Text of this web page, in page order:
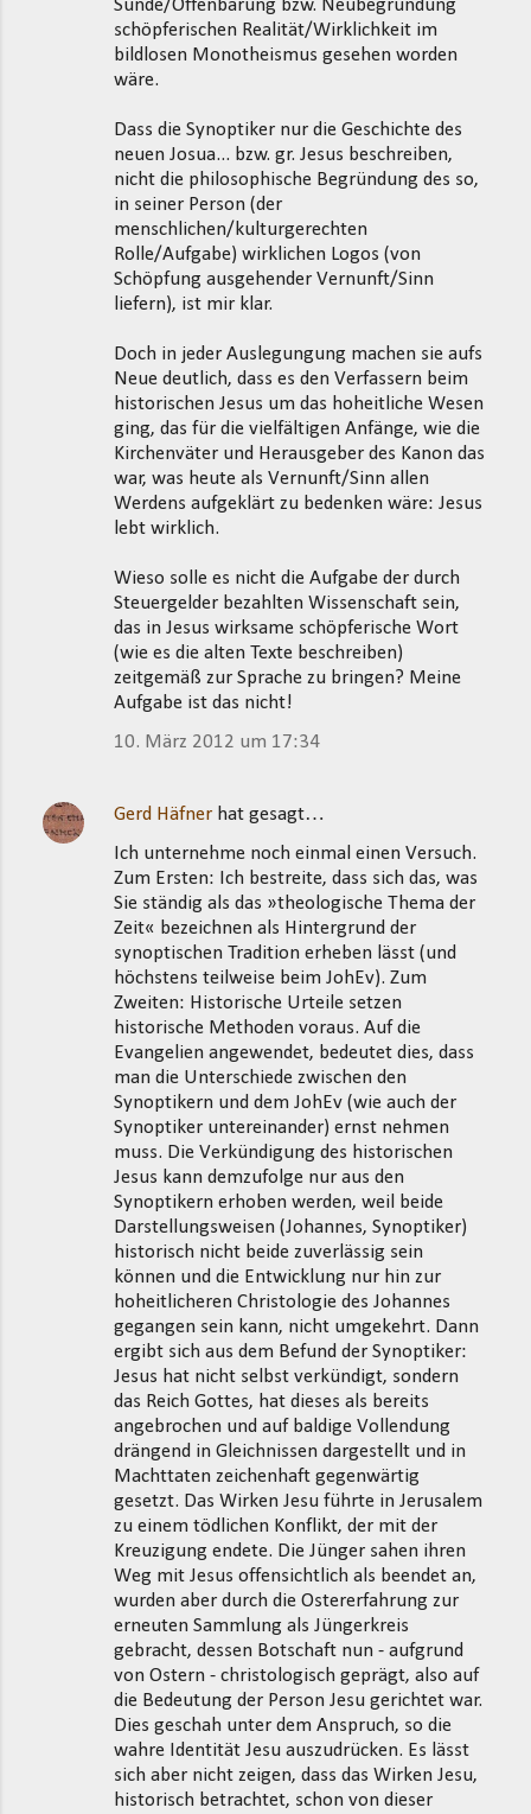
Sünde/Offenbarung bzw. Neubegründung
schöpferischen Realität/Wirklichkeit im
bildlosen Monotheismus gesehen worden
wäre.
Dass die Synoptiker nur die Geschichte des
neuen Josua... bzw. gr. Jesus beschreiben,
nicht die philosophische Begründung des so,
in seiner Person (der
menschlichen/kulturgerechten
Rolle/Aufgabe) wirklichen Logos (von
Schöpfung ausgehender Vernunft/Sinn
liefern), ist mir klar.
Doch in jeder Auslegungung machen sie aufs
Neue deutlich, dass es den Verfassern beim
historischen Jesus um das hoheitliche Wesen
ging, das für die vielfältigen Anfänge, wie die
Kirchenväter und Herausgeber des Kanon das
war, was heute als Vernunft/Sinn allen
Werdens aufgeklärt zu bedenken wäre: Jesus
lebt wirklich.
Wieso solle es nicht die Aufgabe der durch
Steuergelder bezahlten Wissenschaft sein,
das in Jesus wirksame schöpferische Wort
(wie es die alten Texte beschreiben)
zeitgemäß zur Sprache zu bringen? Meine
Aufgabe ist das nicht!
10. März 2012 um 17:34
Gerd Häfner hat gesagt…
Ich unternehme noch einmal einen Versuch.
Zum Ersten: Ich bestreite, dass sich das, was
Sie ständig als das »theologische Thema der
Zeit« bezeichnen als Hintergrund der
synoptischen Tradition erheben lässt (und
höchstens teilweise beim JohEv). Zum
Zweiten: Historische Urteile setzen
historische Methoden voraus. Auf die
Evangelien angewendet, bedeutet dies, dass
man die Unterschiede zwischen den
Synoptikern und dem JohEv (wie auch der
Synoptiker untereinander) ernst nehmen
muss. Die Verkündigung des historischen
Jesus kann demzufolge nur aus den
Synoptikern erhoben werden, weil beide
Darstellungsweisen (Johannes, Synoptiker)
historisch nicht beide zuverlässig sein
können und die Entwicklung nur hin zur
hoheitlicheren Christologie des Johannes
gegangen sein kann, nicht umgekehrt. Dann
ergibt sich aus dem Befund der Synoptiker:
Jesus hat nicht selbst verkündigt, sondern
das Reich Gottes, hat dieses als bereits
angebrochen und auf baldige Vollendung
drängend in Gleichnissen dargestellt und in
Machttaten zeichenhaft gegenwärtig
gesetzt. Das Wirken Jesu führte in Jerusalem
zu einem tödlichen Konflikt, der mit der
Kreuzigung endete. Die Jünger sahen ihren
Weg mit Jesus offensichtlich als beendet an,
wurden aber durch die Ostererfahrung zur
erneuten Sammlung als Jüngerkreis
gebracht, dessen Botschaft nun - aufgrund
von Ostern - christologisch geprägt, also auf
die Bedeutung der Person Jesu gerichtet war.
Dies geschah unter dem Anspruch, so die
wahre Identität Jesu auszudrücken. Es lässt
sich aber nicht zeigen, dass das Wirken Jesu,
historisch betrachtet, schon von dieser